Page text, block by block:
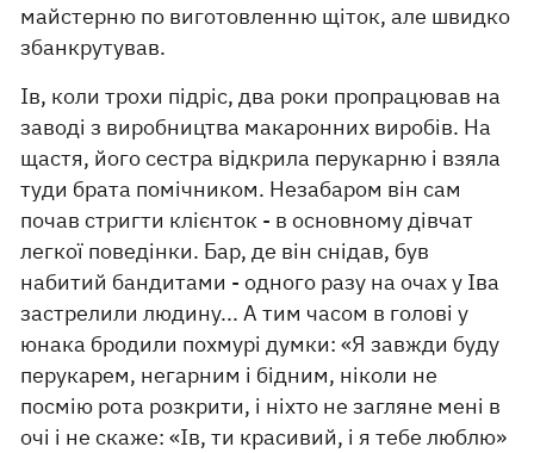
майстерню по виготовленню щіток, але швидко
збанкрутував.
Ів, коли трохи підріс, два роки пропрацював на
заводі з виробництва макаронних виробів. На
щастя, його сестра відкрила перукарню і взяла
туди брата помічником. Незабаром він сам
почав стригти клієнток - в основному дівчат
легкої поведінки. Бар, де він снідав, був
набитий бандитами - одного разу на очах у Іва
застрелили людину... А тим часом в голові у
юнака бродили похмурі думки: «Я завжди буду
перукарем, негарним і бідним, ніколи не
посмію рота розкрити, і ніхто не загляне мені в
очі і не скаже: «Ів, ти красивий, і я тебе люблю»